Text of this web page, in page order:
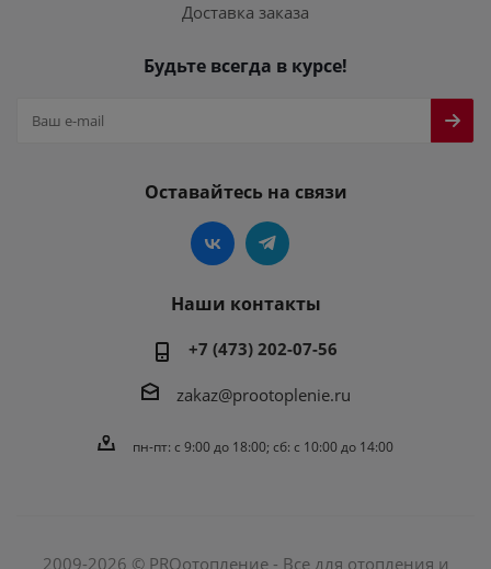
Доставка заказа
Будьте всегда в курсе!
Оставайтесь на связи
Наши контакты
+7 (473) 202-07-56
zakaz@prootoplenie.ru
пн-пт: c 9:00 до 18:00; сб: с 10:00 до 14:00
2009-2026 © PROотопление - Все для отопления и